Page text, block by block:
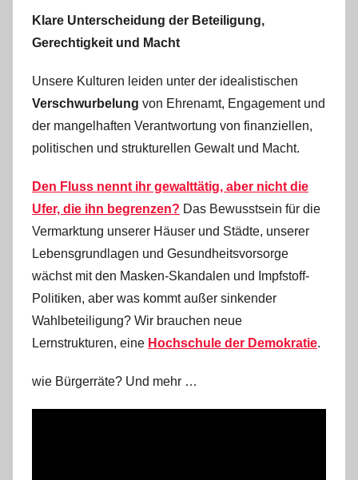
Klare Unterscheidung der Beteiligung,
Gerechtigkeit und Macht
Unsere Kulturen leiden unter der idealistischen
Verschwurbelung von Ehrenamt, Engagement und
der mangelhaften Verantwortung von finanziellen,
politischen und strukturellen Gewalt und Macht.
Den Fluss nennt ihr gewalttätig, aber nicht die
Ufer, die ihn begrenzen? Das Bewusstsein für die
Vermarktung unserer Häuser und Städte, unserer
Lebensgrundlagen und Gesundheitsvorsorge
wächst mit den Masken-Skandalen und Impfstoff-
Politiken, aber was kommt außer sinkender
Wahlbeteiligung? Wir brauchen neue
Lernstrukturen, eine Hochschule der Demokratie.
wie Bürgerräte? Und mehr …